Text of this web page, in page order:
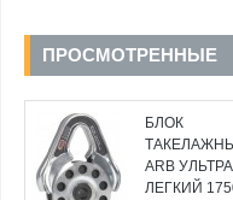
ПРОСМОТРЕННЫЕ
БЛОК
ARB УЛЬТРА
ЛЕГКИЙ